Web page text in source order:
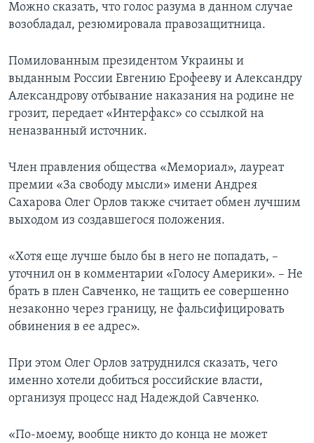
Можно сказать, что голос разума в данном случае
возобладал, резюмировала правозащитница.
Помилованным президентом Украины и
выданным России Евгению Ерофееву и Александру
Александрову отбывание наказания на родине не
грозит, передает «Интерфакс» со ссылкой на
неназванный источник.
Член правления общества «Мемориал», лауреат
премии «За свободу мысли» имени Андрея
Сахарова Олег Орлов также считает обмен лучшим
выходом из создавшегося положения.
«Хотя еще лучше было бы в него не попадать, –
уточнил он в комментарии «Голосу Америки». – Не
брать в плен Савченко, не тащить ее совершенно
незаконно через границу, не фальсифицировать
обвинения в ее адрес».
При этом Олег Орлов затруднился сказать, чего
именно хотели добиться российские власти,
организуя процесс над Надеждой Савченко.
«По-моему, вообще никто до конца не может